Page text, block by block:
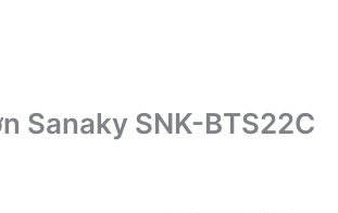
Sanaky SNK-BTS22C